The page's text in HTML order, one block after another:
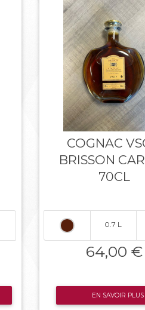
COGNAC
BRISSON
70CL
0.7 L
64,00 €
EN SAVOIR PLUS